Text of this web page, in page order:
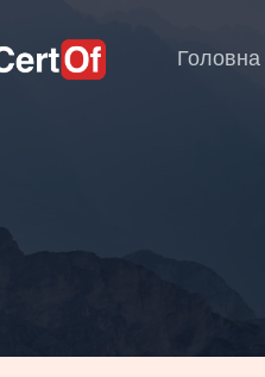
Головна